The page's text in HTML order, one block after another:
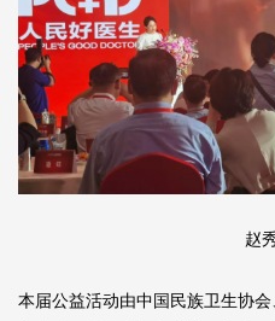
赵
本届公益活动由中国民族卫生协